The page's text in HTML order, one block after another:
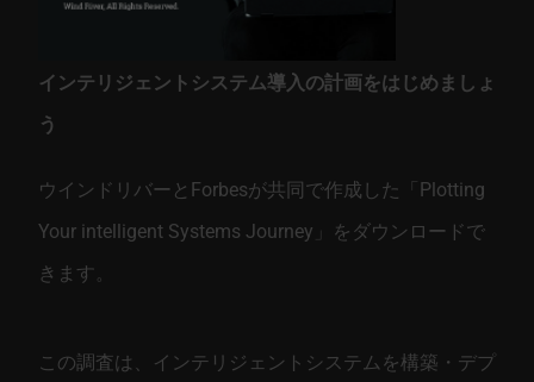
インテリジェントシステム導入の計画をはじめましょ
う
ウインドリバーとForbesが共同で作成した「Plotting
Your intelligent Systems Journey」をダウンロードで
きます。
この調査は、インテリジェントシステムを構築・デプ